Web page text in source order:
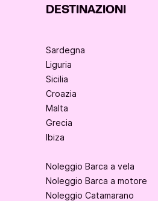
DESTINAZIONI
Sardegna
Liguria
Sicilia
Croazia
Malta
Grecia
Ibiza
Noleggio Barca a vela
Noleggio Barca a motore
Noleggio Catamarano